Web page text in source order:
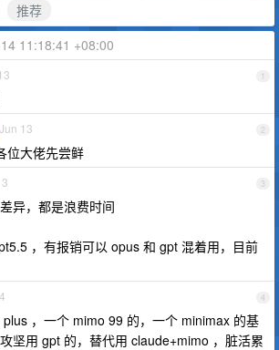
推荐
11:18:41 +08:00
1
2
Jun 13
位大佬先尝鲜
3
异，都是浪费时间
，有报销可以 opus 和 gpt 混着用，目前
4
，一个 mimo 99 的，一个 minimax 的基
坚用 gpt 的，替代用 claude+mimo ，脏活累